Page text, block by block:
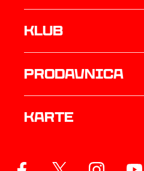
Klub
prodavnica
Karte